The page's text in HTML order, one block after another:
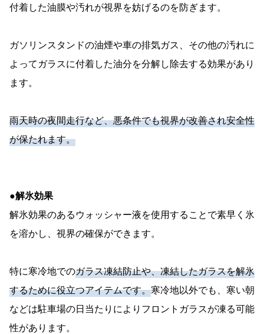
付着した油膜や汚れが視界を妨げるのを防ぎます。
ガソリンスタンドの油煙や車の排気ガス、その他の汚れに
よってガラスに付着した油分を分解し除去する効果があり
ます。
雨天時の夜間走行など、悪条件でも視界が改善され安全性
が保たれます。
●解氷効果
解氷効果のあるウォッシャー液を使用することで素早く氷
を溶かし、視界の確保ができます。
特に寒冷地でのガラス凍結防止や、凍結したガラスを解氷
するために役立つアイテムです。寒冷地以外でも、寒い朝
などは駐車場の日当たりによりフロントガラスが凍る可能
性があります。